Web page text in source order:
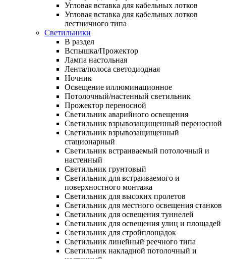
Угловая вставка для кабельных лотков
Угловая вставка для кабельных лотков
лестничного типа
Светильники
В раздел
Вспышка/Прожектор
Лампа настольная
Лента/полоса светодиодная
Ночник
Освещение иллюминационное
Потолочный/настенный светильник
Прожектор переносной
Светильник аварийного освещения
Светильник взрывозащищенный переносной
Светильник взрывозащищенный
стационарный
Светильник встраиваемый потолочный и
настенный
Светильник грунтовый
Светильник для встраиваемого и
поверхностного монтажа
Светильник для высоких пролетов
Светильник для местного освещения станков
Светильник для освещения туннелей
Светильник для освещения улиц и площадей
Светильник для стройплощадок
Светильник линейный реечного типа
Светильник накладной потолочный и